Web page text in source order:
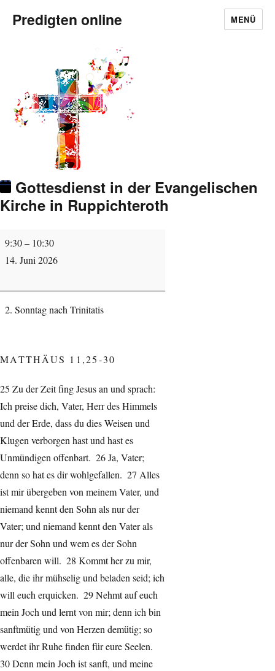
Predigten online MENÜ
Gottesdienst in der Evangelischen
Kirche in Ruppichteroth
Gottesdienst
in
Evangelischen
Kirche
9:30– 10:30
14. Juni 2026
Sonntag nach Trinitatis
MATTHÄUS 11,25-30
25 Zu der Zeit fing Jesus an und sprach:
Ich preise dich, Vater, Herr des Himmels
und der Erde, dass du dies Weisen und
Klugen verborgen hast und hast es
Unmündigen offenbart. 26 Ja, Vater;
denn so hat es dir wohlgefallen. 27 Alles
ist mir übergeben von meinem Vater, und
niemand kennt den Sohn als nur der
Vater; und niemand kennt den Vater als
nur der Sohn und wem es der Sohn
offenbaren will. 28 Kommt her zu mir,
alle, die ihr mühselig und beladen seid; ich
will euch erquicken. 29 Nehmt auf euch
mein Joch und lernt von mir; denn ich bin
sanftmütig und von Herzen demütig; so
werdet ihr Ruhe finden für eure Seelen.
30 Denn mein Joch ist sanft, und meine